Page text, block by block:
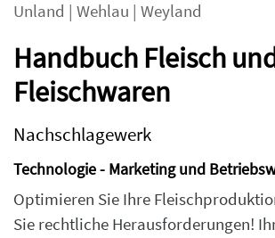
Unland | Wehlau | Weyland
Handbuch Fleisch
Fleischwaren
Nachschlagewerk
Technologie - Marketing und
Optimieren Sie Ihre
Sie rechtliche Herausforderungen!